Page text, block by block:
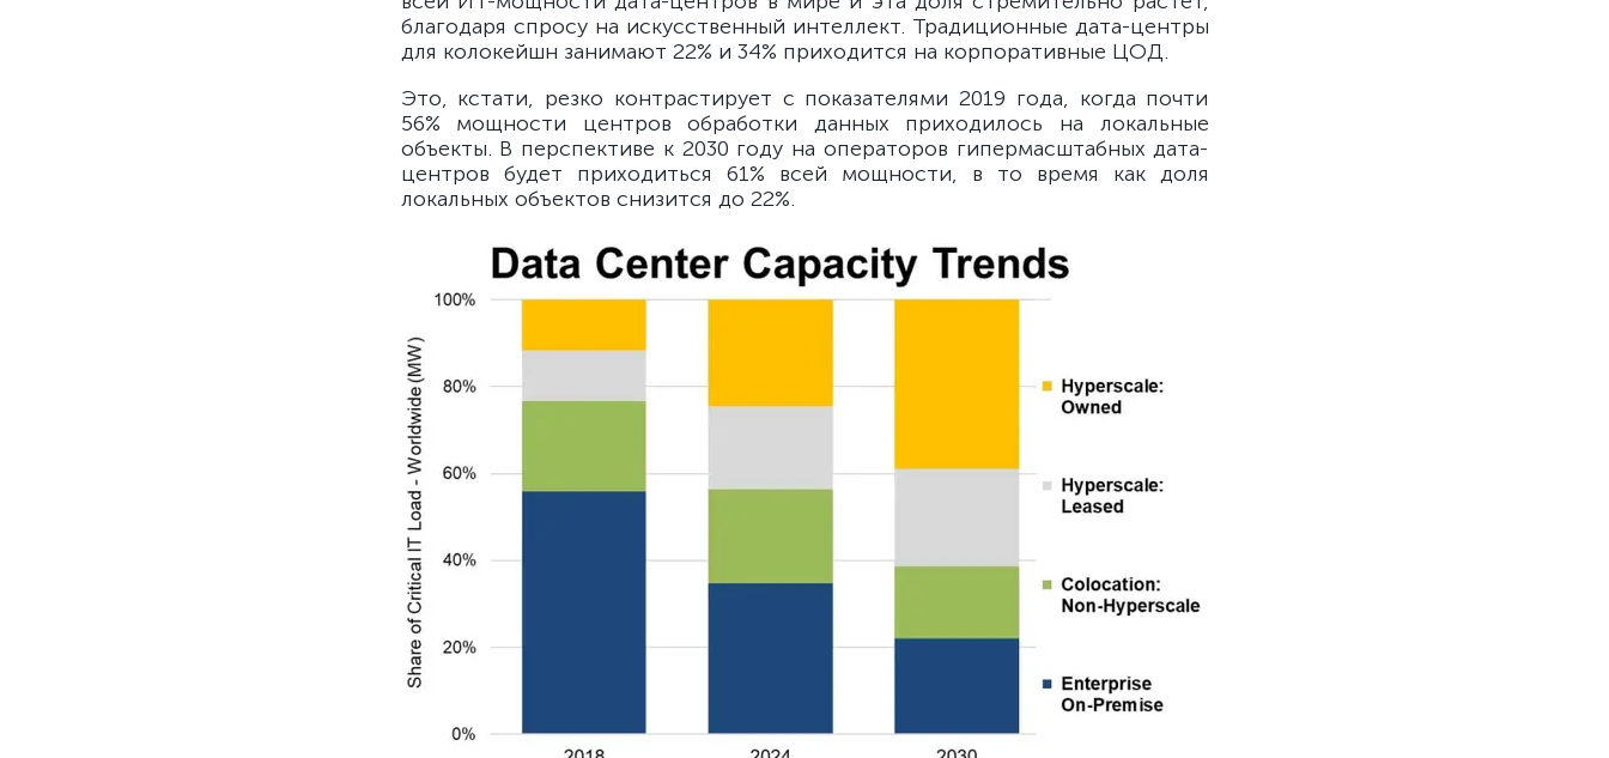
благодаря спросу на искусственный интеллект. Традиционные дата-центры
для колокейшн занимают 22% и 34% приходится на корпоративные ЦОД.
Это, кстати, резко контрастирует с показателями 2019 года, когда почти
56% мощности центров обработки данных приходилось на локальные
объекты. В перспективе к 2030 году на операторов гипермасштабных дата-
центров будет приходиться 61% всей мощности, в то время как доля
локальных объектов снизится до 22%.